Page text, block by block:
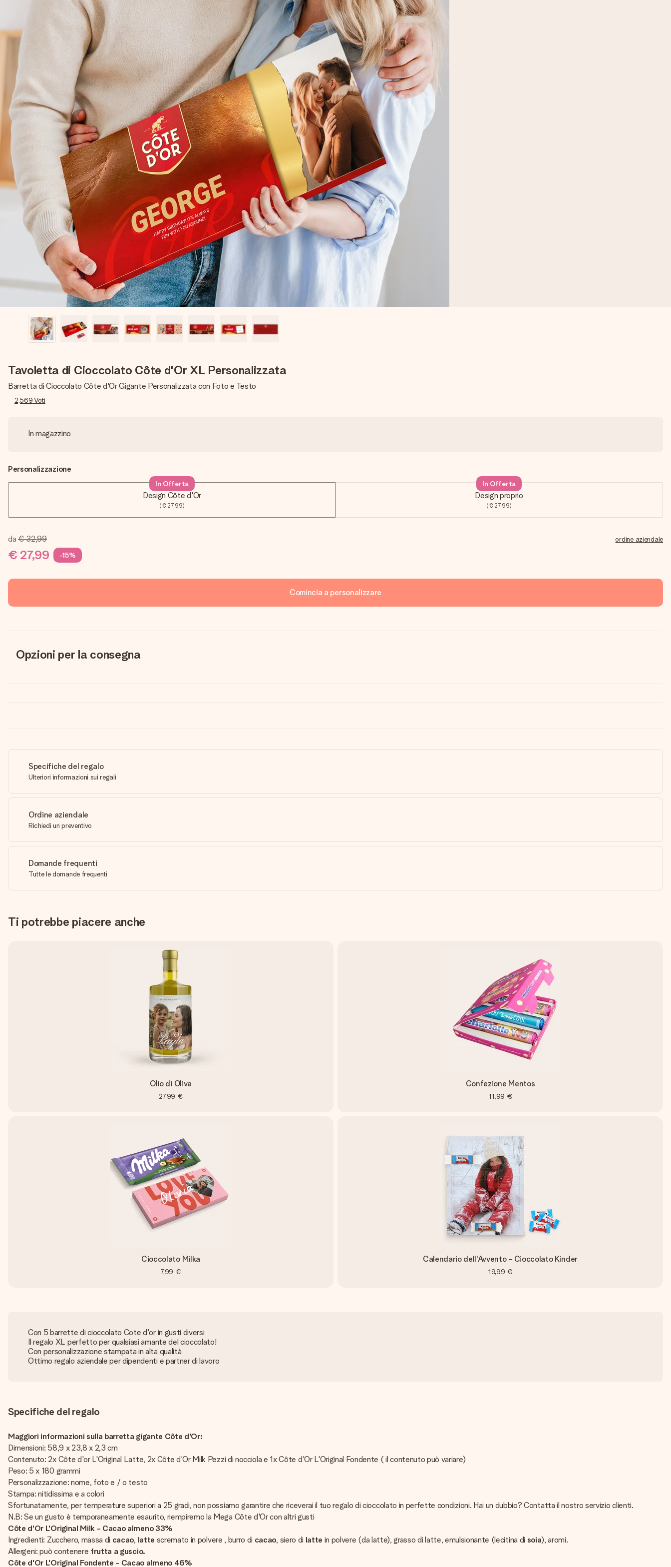
Tavoletta di Cioccolato Côte d'Or XL Personalizzata
Barretta di Cioccolato Côte d'Or Gigante Personalizzata con Foto e Testo
2,569Voti
In magazzino
Personalizzazione
Design Côte d'Or
(€ 27,99)
In Offerta
Design proprio
(€ 27,99)
In Offerta
da € 32,99
€ 27,99 -15%
ordine aziendale
Comincia a personalizzare
Opzioni per la consegna
Specifiche del regalo
Ulteriori informazioni sui regali
Ordine aziendale
Richiedi un preventivo
Domande frequenti
Tutte le domande frequenti
Ti potrebbe piacere anche
Olio di Oliva
27,99 €
Confezione Mentos
11,99 €
Cioccolato Milka
7,99 €
Calendario dell'Avvento - Cioccolato Kinder
19,99 €
Con 5 barrette di cioccolato Cote d'or in gusti diversi
Il regalo XL perfetto per qualsiasi amante del cioccolato!
Con personalizzazione stampata in alta qualità
Ottimo regalo aziendale per dipendenti e partner di lavoro
Specifiche del regalo
Maggiori informazioni sulla barretta gigante Côte d'Or:
Dimensioni: 58,9 x 23,8 x 2,3 cm
Contenuto: 2x Côte d'or L'Original Latte, 2x Côte d'Or Milk Pezzi di nocciola e 1x Côte d'Or L'Original Fondente ( il contenuto può variare)
Peso: 5 x 180 grammi
Personalizzazione: nome, foto e / o testo
Stampa: nitidissima e a colori
Sfortunatamente, per temperature superiori a 25 gradi, non possiamo garantire che riceverai il tuo regalo di cioccolato in perfette condizioni. Hai un dubbio? Contatta il nostro servizio clienti.
N.B: Se un gusto è temporaneamente esaurito, riempiremo la Mega Côte d'Or con altri gusti
Côte d'Or L'Original Milk - Cacao almeno 33%
Ingredienti: Zucchero, massa di cacao, latte scremato in polvere , burro di cacao, siero di latte in polvere (da latte), grasso di latte, emulsionante (lecitina di soia), aromi.
Allergeni: può contenere frutta a guscio.
Côte d'Or L'Original Fondente - Cacao almeno 46%